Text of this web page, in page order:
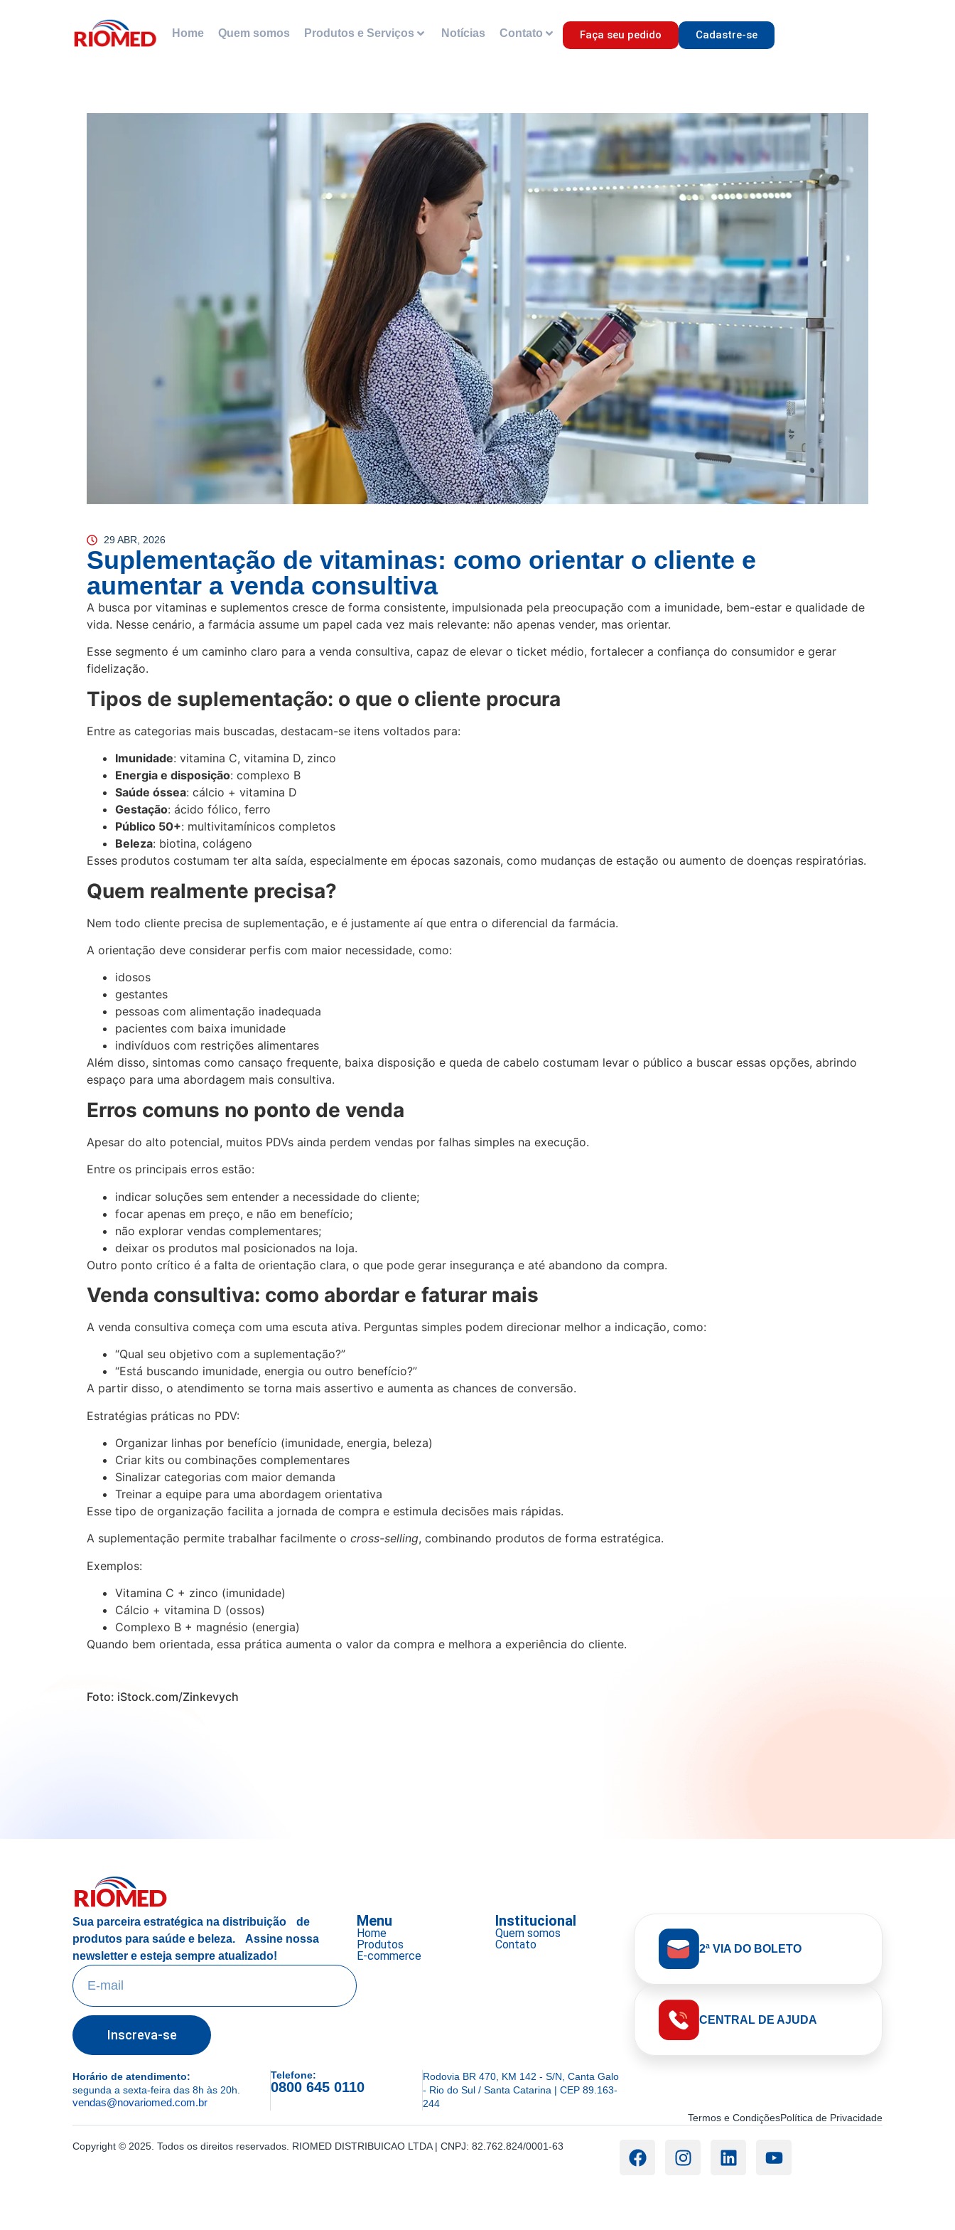
Home Quem somos Produtos e Serviços Notícias Contato Faça seu pedido Cadastre-se
29 ABR, 2026
Suplementação de vitaminas: como orientar o cliente e
aumentar a venda consultiva
A busca por vitaminas e suplementos cresce de forma consistente, impulsionada pela preocupação com a imunidade, bem-estar e qualidade de
vida. Nesse cenário, a farmácia assume um papel cada vez mais relevante: não apenas vender, mas orientar.
Esse segmento é um caminho claro para a venda consultiva, capaz de elevar o ticket médio, fortalecer a confiança do consumidor e gerar
fidelização.
Tipos de suplementação: o que o cliente procura
Entre as categorias mais buscadas, destacam-se itens voltados para:
Imunidade: vitamina C, vitamina D, zinco
Energia e disposição: complexo B
Saúde óssea: cálcio + vitamina D
Gestação: ácido fólico, ferro
Público 50+: multivitamínicos completos
Beleza: biotina, colágeno
Esses produtos costumam ter alta saída, especialmente em épocas sazonais, como mudanças de estação ou aumento de doenças respiratórias.
Quem realmente precisa?
Nem todo cliente precisa de suplementação, e é justamente aí que entra o diferencial da farmácia.
A orientação deve considerar perfis com maior necessidade, como:
idosos
gestantes
pessoas com alimentação inadequada
pacientes com baixa imunidade
indivíduos com restrições alimentares
Além disso, sintomas como cansaço frequente, baixa disposição e queda de cabelo costumam levar o público a buscar essas opções, abrindo
espaço para uma abordagem mais consultiva.
Erros comuns no ponto de venda
Apesar do alto potencial, muitos PDVs ainda perdem vendas por falhas simples na execução.
Entre os principais erros estão:
indicar soluções sem entender a necessidade do cliente;
focar apenas em preço, e não em benefício;
não explorar vendas complementares;
deixar os produtos mal posicionados na loja.
Outro ponto crítico é a falta de orientação clara, o que pode gerar insegurança e até abandono da compra.
Venda consultiva: como abordar e faturar mais
A venda consultiva começa com uma escuta ativa. Perguntas simples podem direcionar melhor a indicação, como:
“Qual seu objetivo com a suplementação?”
“Está buscando imunidade, energia ou outro benefício?”
A partir disso, o atendimento se torna mais assertivo e aumenta as chances de conversão.
Estratégias práticas no PDV:
Organizar linhas por benefício (imunidade, energia, beleza)
Criar kits ou combinações complementares
Sinalizar categorias com maior demanda
Treinar a equipe para uma abordagem orientativa
Esse tipo de organização facilita a jornada de compra e estimula decisões mais rápidas.
A suplementação permite trabalhar facilmente o cross-selling, combinando produtos de forma estratégica.
Exemplos:
Vitamina C + zinco (imunidade)
Cálcio + vitamina D (ossos)
Complexo B + magnésio (energia)
Quando bem orientada, essa prática aumenta o valor da compra e melhora a experiência do cliente.
Foto: iStock.com/Zinkevych
Sua parceira estratégica na distribuição de
produtos para saúde e beleza. Assine nossa
newsletter e esteja sempre atualizado!
Inscreva-se
Menu
Home
Produtos
E-commerce
Institucional
Quem somos
Contato
2ª VIA DO BOLETO
CENTRAL DE AJUDA
Horário de atendimento:
segunda a sexta-feira das 8h às 20h.
vendas@novariomed.com.br
Telefone:
0800 645 0110
Rodovia BR 470, KM 142 - S/N, Canta Galo
- Rio do Sul / Santa Catarina | CEP 89.163-
244
Termos e CondiçõesPolítica de Privacidade
Copyright © 2025. Todos os direitos reservados. RIOMED DISTRIBUICAO LTDA | CNPJ: 82.762.824/0001-63